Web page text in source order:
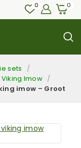
0 0
sets
/
Imow /
imow – Groot